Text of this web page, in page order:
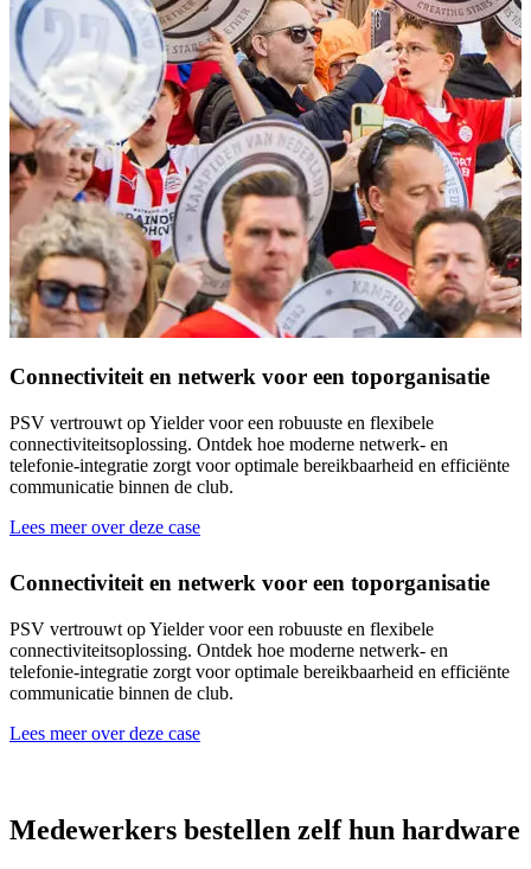
Connectiviteit en netwerk voor een toporganisatie
PSV vertrouwt op Yielder voor een robuuste en flexibele
connectiviteitsoplossing. Ontdek hoe moderne netwerk- en
telefonie-integratie zorgt voor optimale bereikbaarheid en efficiënte
communicatie binnen de club.
Lees meer over deze case
Connectiviteit en netwerk voor een toporganisatie
PSV vertrouwt op Yielder voor een robuuste en flexibele
connectiviteitsoplossing. Ontdek hoe moderne netwerk- en
telefonie-integratie zorgt voor optimale bereikbaarheid en efficiënte
communicatie binnen de club.
Lees meer over deze case
Medewerkers bestellen zelf hun hardware